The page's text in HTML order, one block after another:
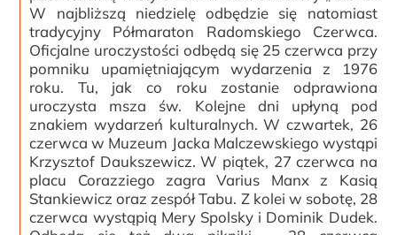
W najbliższą niedzielę odbędzie się natomiast
tradycyjny Półmaraton Radomskiego Czerwca.
Oficjalne uroczystości odbędą się 25 czerwca przy
pomniku upamiętniającym wydarzenia z 1976
roku. Tu, jak co roku zostanie odprawiona
uroczysta msza św. Kolejne dni upłyną pod
znakiem wydarzeń kulturalnych. W czwartek, 26
czerwca w Muzeum Jacka Malczewskiego wystąpi
Krzysztof Daukszewicz. W piątek, 27 czerwca na
placu Corazziego zagra Varius Manx z Kasią
Stankiewicz oraz zespół Tabu. Z kolei w sobotę, 28
czerwca wystąpią Mery Spolsky i Dominik Dudek.